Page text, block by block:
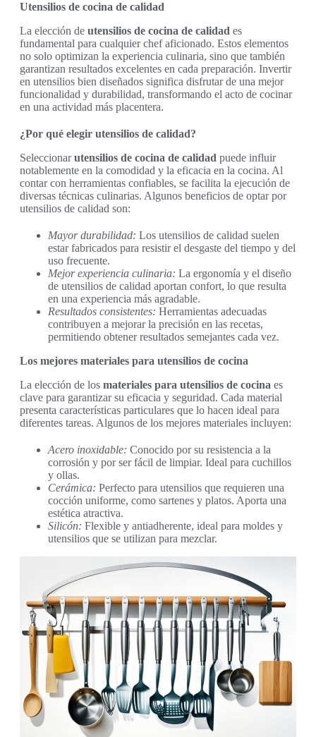
Utensilios de cocina de calidad
La elección de utensilios de cocina de calidad es
fundamental para cualquier chef aficionado. Estos elementos
no solo optimizan la experiencia culinaria, sino que también
garantizan resultados excelentes en cada preparación. Invertir
en utensilios bien diseñados significa disfrutar de una mejor
funcionalidad y durabilidad, transformando el acto de cocinar
en una actividad más placentera.
¿Por qué elegir utensilios de calidad?
Seleccionarutensilios de cocina de calidad puede influir
notablemente en la comodidad y la eficacia en la cocina. Al
contar con herramientas confiables, se facilita la ejecución de
diversas técnicas culinarias. Algunos beneficios de optar por
utensilios de calidad son:
Mayor durabilidad: Los utensilios de calidad suelen
estar fabricados para resistir el desgaste del tiempo y del
uso frecuente.
Mejor experiencia culinaria: La ergonomía y el diseño
de utensilios de calidad aportan confort, lo que resulta
en una experiencia más agradable.
Resultados consistentes: Herramientas adecuadas
contribuyen a mejorar la precisión en las recetas,
permitiendo obtener resultados semejantes cada vez.
Los mejores materiales para utensilios de cocina
La elección de los materiales para utensilios de cocina es
clave para garantizar su eficacia y seguridad. Cada material
presenta características particulares que lo hacen ideal para
diferentes tareas. Algunos de los mejores materiales incluyen:
Acero inoxidable: Conocido por su resistencia a la
corrosión y por ser fácil de limpiar. Ideal para cuchillos
y ollas.
Cerámica: Perfecto para utensilios que requieren una
cocción uniforme, como sartenes y platos. Aporta una
estética atractiva.
Silicón: Flexible y antiadherente, ideal para moldes y
utensilios que se utilizan para mezclar.